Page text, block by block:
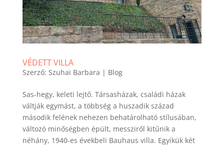
VÉDETT VILLA
Szerző: Szuhai Barbara | Blog
Sas-hegy, keleti lejtő. Társasházak, családi házak
váltják egymást, a többség a huszadik század
második felének nehezen behatárolható stílusában,
változó minőségben épült, messziről kitűnik a
néhány, 1940-es évekbeli Bauhaus villa. Egyikük két